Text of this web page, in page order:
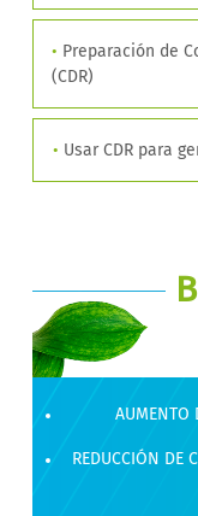
• Preparación de
(CDR)
• Usar CDR para
AUMENTO
REDUCCIÓN DE